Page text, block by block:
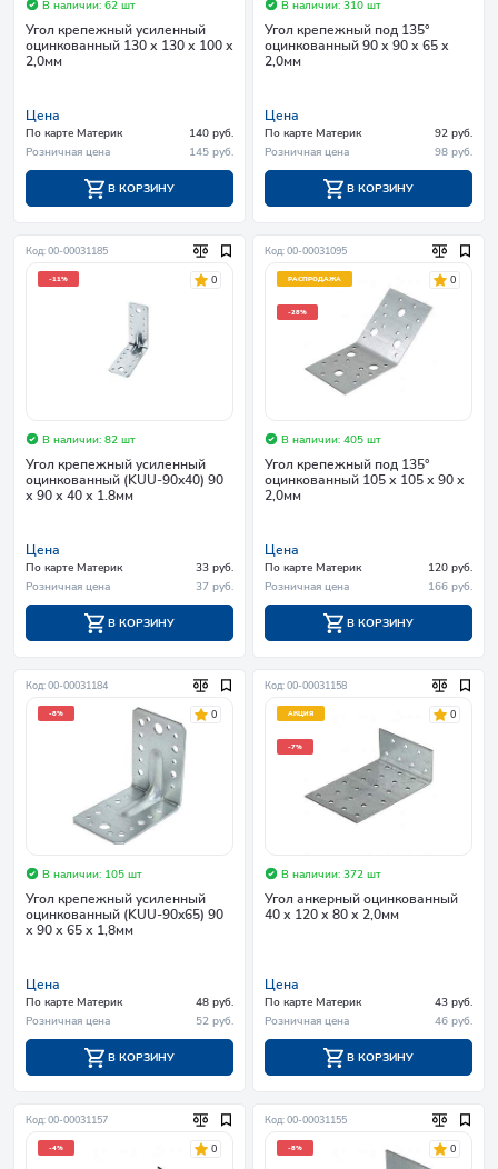
В наличии: 62 шт
Угол крепежный усиленный
оцинкованный 130 х 130 х 100 х
2,0мм
Цена
По карте Материк
140 руб.
Розничная цена
145 руб.
В КОРЗИНУ
В наличии: 310 шт
Угол крепежный под 135°
оцинкованный 90 х 90 х 65 х
2,0мм
Цена
По карте Материк
92 руб.
Розничная цена
98 руб.
В КОРЗИНУ
Код: 00-00031185
-11% 0
В наличии: 82 шт
Угол крепежный усиленный
оцинкованный (KUU-90x40) 90
х 90 х 40 х 1.8мм
Цена
По карте Материк
33 руб.
Розничная цена
37 руб.
В КОРЗИНУ
Код: 00-00031095
РАСПРОДАЖА
-28%
0
В наличии: 405 шт
Угол крепежный под 135°
оцинкованный 105 х 105 х 90 х
2,0мм
Цена
По карте Материк
120 руб.
Розничная цена
166 руб.
В КОРЗИНУ
Код: 00-00031184
-8% 0
В наличии: 105 шт
Угол крепежный усиленный
оцинкованный (KUU-90x65) 90
х 90 х 65 х 1,8мм
Цена
По карте Материк
48 руб.
Розничная цена
52 руб.
В КОРЗИНУ
Код: 00-00031158
АКЦИЯ
-7%
0
В наличии: 372 шт
Угол анкерный оцинкованный
40 х 120 х 80 х 2,0мм
Цена
По карте Материк
43 руб.
Розничная цена
46 руб.
В КОРЗИНУ
Код: 00-00031157
-4% 0
Код: 00-00031155
-8% 0